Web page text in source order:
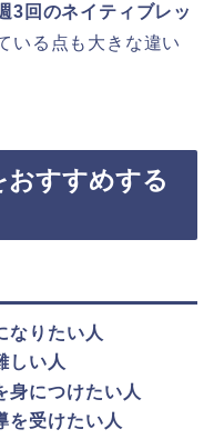
3回のネイティブレッ
いる点も大きな違い
おすすめする
なりたい人
しい人
身につけたい人
を受けたい人